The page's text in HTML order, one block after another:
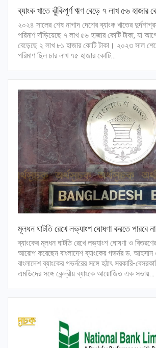
ব্যাংক খাতে ঝুঁকিপূর্ণ ঋণ বেড়ে ৭ লাখ ৫৬ হাজার
২০২৪ সালের শেষ নাগাদ দেশের ব্যাংক খাতের
পরিমাণ দাঁড়িয়েছে ৭ লাখ ৫৬ হাজার কোটি টাকা, যা
বেড়েছে ২ লাখ ৮১ হাজার কোটি টাকা। ২০২৩ সাল
পরিমাণ ছিল চার লাখ ৭৫ হাজার কোটি…
মূলধন ঘাটতি রেখে লভ্যাংশ ঘোষণা করতে পারবে
ব্যাংকের মূলধন ঘাটতি রেখে লভ্যাংশ ঘোষণা ও
আরোপ করেছেন বাংলাদেশ ব্যাংকের গভর্নর ড.
বাংলাদেশ ব্যাংকের গভর্নরের সঙ্গে হঠাৎ সরকারি-
এমডিদের সঙ্গে কেন্দ্রীয় ব্যাংকে আয়োজিত এক সভায়…